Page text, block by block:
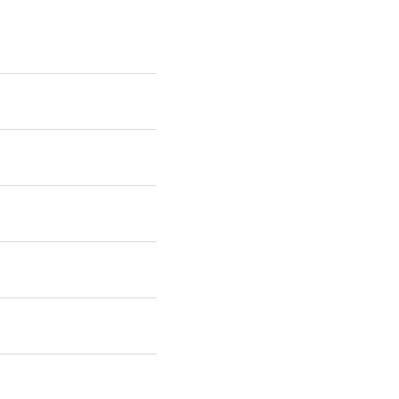
Probepaket selbst
in der Ihr alle
So kannst du es
Uns einfach
desto
den Konfigurator.
Kreativität freien Lauf
Informationen,
Zusätzlich bieten wir
abgeschlossen
WhatsApp
in
kann. Keine Sorge: